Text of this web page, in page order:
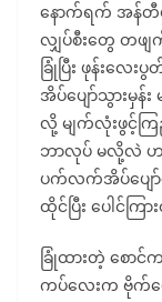
နောက်ရက် အန်တီ
လျှပ်စီးတွေ တဖျက်
ခြုံပြီး ဖုန်းလေ
အိပ်ပျော်သွားမှန်
လို့ မျက်လုံးဖွင့်က
ဘာလုပ် မလို့လဲ ဟ
ပက်လက်အိပ်ပျော်
ထိုင်ပြီး ပေါင်က
ခြုံထားတဲ့ စောင်
ကပ်လေးက ဗိုက်ပေ